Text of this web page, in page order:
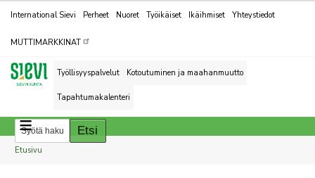
Kohderyhmät
International Sievi Perheet Nuoret Työikäiset Ikäihmiset Yhteystiedot
MUTTIMARKKINAT
Työllisyyspalvelut Kotoutuminen ja maahanmuutto
Tapahtumakalenteri
Breadcrumbs
You
Etusivu